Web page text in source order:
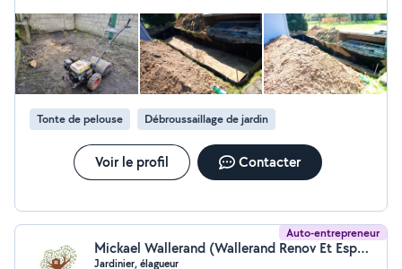
Tonte de pelouse Débroussaillage de jardin
Voir le profil Contacter
Auto-entrepreneur
Mickael Wallerand (Wallerand Renov Et Espace Vert)
Jardinier, élagueur